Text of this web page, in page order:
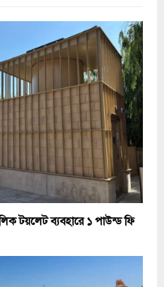
টয়লেট ব্যবহারে ১ পাউন্ড ফি